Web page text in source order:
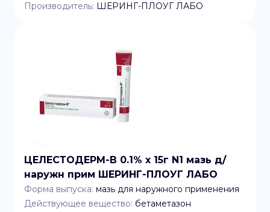
Производитель: ШЕРИНГ-ПЛОУГ ЛАБО
ЦЕЛЕСТОДЕРМ-В 0.1% x 15г N1 мазь д/
наружн прим ШЕРИНГ-ПЛОУГ ЛАБО
Форма выпуска: мазь для наружного применения
Действующее вещество: бетаметазон